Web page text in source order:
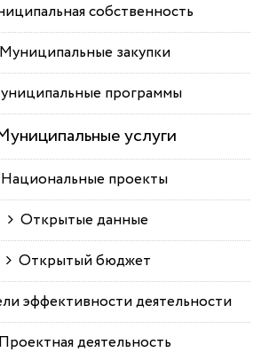
собственность
закупки
программы
услуги
Национальные проекты
Открытые данные
Открытый бюджет
эффективности деятельности
деятельность